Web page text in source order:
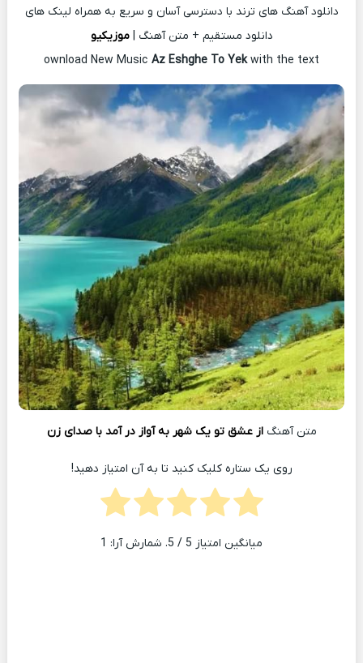
دانلود آهنگ های ترند با دسترسی آسان و سریع به همراه لینک های
دانلود مستقیم + متن آهنگ | موزیکیو
ownload New Music Az Eshghe To Yekwith the text
متن آهنگاز عشق تو یک‌ شهر به آواز در آمد با صدای زن
روی یک ستاره کلیک کنید تا به آن امتیاز دهید!
میانگین امتیاز 5 / 5. شمارش آرا: 1